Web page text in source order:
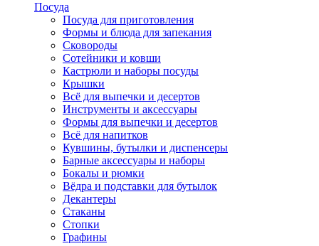
Посуда
Посуда для приготовления
Формы и блюда для запекания
Сковороды
Сотейники и ковши
Кастрюли и наборы посуды
Крышки
Всё для выпечки и десертов
Инструменты и аксессуары
Формы для выпечки и десертов
Всё для напитков
Кувшины, бутылки и диспенсеры
Барные аксессуары и наборы
Бокалы и рюмки
Вёдра и подставки для бутылок
Декантеры
Стаканы
Стопки
Графины